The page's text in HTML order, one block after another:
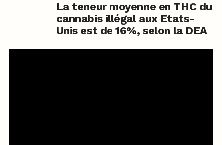
La teneur moyenne en THC du
cannabis illégal aux Etats-
Unis est de 16%, selon la DEA